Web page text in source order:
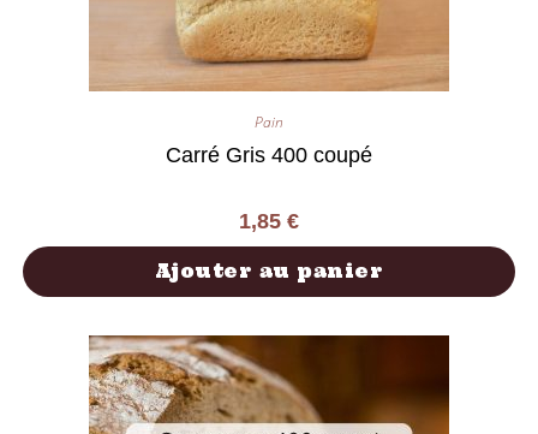
Pain
Carré Gris 400 coupé
1,85 €
Ajouter au panier